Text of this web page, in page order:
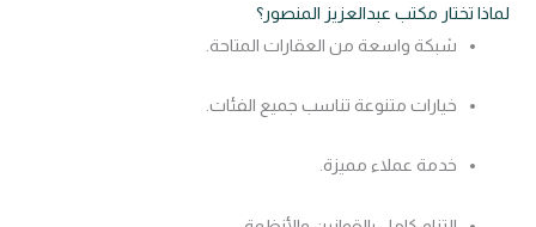
لماذا تختار مكتب عبدالعزيز المنصور؟
شبكة واسعة من العقارات المتاحة.
خيارات متنوعة تناسب جميع الفئات.
خدمة عملاء مميزة.